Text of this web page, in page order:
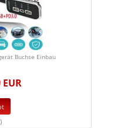
Buchse Einbau